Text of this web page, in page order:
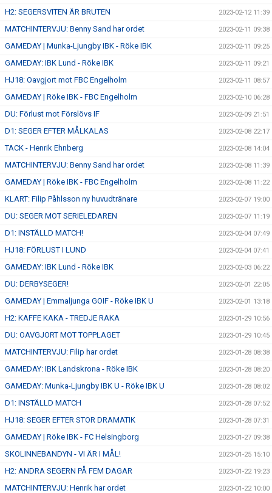
H2: SEGERSVITEN ÄR BRUTEN 2023-02-12 11:39
MATCHINTERVJU: Benny Sand har ordet 2023-02-11 09:38
GAMEDAY | Munka-Ljungby IBK - Röke IBK 2023-02-11 09:25
GAMEDAY: IBK Lund - Röke IBK 2023-02-11 09:21
HJ18: Oavgjort mot FBC Engelholm 2023-02-11 08:57
GAMEDAY | Röke IBK - FBC Engelholm 2023-02-10 06:28
DU: Förlust mot Förslövs IF 2023-02-09 21:51
D1: SEGER EFTER MÅLKALAS 2023-02-08 22:17
TACK - Henrik Ehnberg 2023-02-08 14:04
MATCHINTERVJU: Benny Sand har ordet 2023-02-08 11:39
GAMEDAY | Röke IBK - FBC Engelholm 2023-02-08 11:22
KLART: Filip Påhlsson ny huvudtränare 2023-02-07 19:00
DU: SEGER MOT SERIELEDAREN 2023-02-07 11:19
D1: INSTÄLLD MATCH! 2023-02-04 07:49
HJ18: FÖRLUST I LUND 2023-02-04 07:41
GAMEDAY: IBK Lund - Röke IBK 2023-02-03 06:22
DU: DERBYSEGER! 2023-02-01 22:05
GAMEDAY | Emmaljunga GOIF - Röke IBK U 2023-02-01 13:18
H2: KAFFE KAKA - TREDJE RAKA 2023-01-29 10:56
DU: OAVGJORT MOT TOPPLAGET 2023-01-29 10:45
MATCHINTERVJU: Filip har ordet 2023-01-28 08:38
GAMEDAY: IBK Landskrona - Röke IBK 2023-01-28 08:20
GAMEDAY: Munka-Ljungby IBK U - Röke IBK U 2023-01-28 08:02
D1: INSTÄLLD MATCH 2023-01-28 07:52
HJ18: SEGER EFTER STOR DRAMATIK 2023-01-28 07:31
GAMEDAY | Röke IBK - FC Helsingborg 2023-01-27 09:38
SKOLINNEBANDYN - VI ÄR I MÅL! 2023-01-25 15:10
H2: ANDRA SEGERN PÅ FEM DAGAR 2023-01-22 19:23
MATCHINTERVJU: Henrik har ordet 2023-01-22 10:00